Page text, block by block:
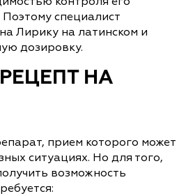
специалист
Лирику на латинском и
дозировку.
НА
прием которого может
ситуациях. Но для того,
возможность